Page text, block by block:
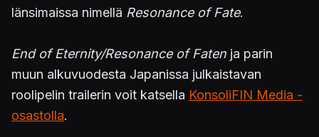
länsimaissa nimellä Resonance of Fate.
End of Eternity/Resonance of Faten ja parin
muun alkuvuodesta Japanissa julkaistavan
roolipelin trailerin voit katsella KonsoliFIN Media -
osastolla.